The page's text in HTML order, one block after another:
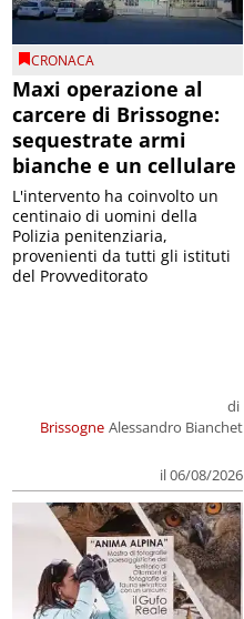
CRONACA
Maxi operazione al
carcere di Brissogne:
sequestrate armi
bianche e un cellulare
Brissogne
di
Alessandro Bianchet
il 06/08/2026
L'intervento ha coinvolto un
centinaio di uomini della
Polizia penitenziaria,
provenienti da tutti gli istituti
del Provveditorato